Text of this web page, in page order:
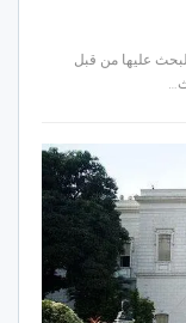
كلمات تزايد البحث عليها من قبل